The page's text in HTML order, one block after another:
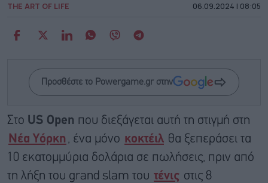
THE ART OF LIFE 06.09.2024 | 08:05
Προσθέστε το Powergame.gr στην
Στο US Open που διεξάγεται αυτή τη στιγμή στη
Νέα Υόρκη , ένα μόνο κοκτέιλ θα ξεπεράσει τα
10 εκατομμύρια δολάρια σε πωλήσεις, πριν από
τη λήξη του grand slam του τένις στις 8